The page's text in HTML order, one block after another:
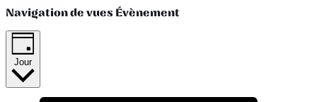
Navigation de vues Évènement
Jour